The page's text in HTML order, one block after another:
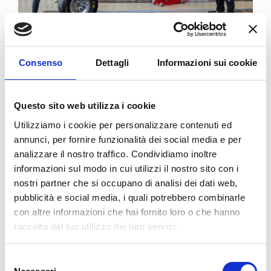
Consenso Dettagli Informazioni sui cookie
Questo sito web utilizza i cookie
Utilizziamo i cookie per personalizzare contenuti ed
annunci, per fornire funzionalità dei social media e per
analizzare il nostro traffico. Condividiamo inoltre
informazioni sul modo in cui utilizzi il nostro sito con i
nostri partner che si occupano di analisi dei dati web,
pubblicità e social media, i quali potrebbero combinarle
con altre informazioni che hai fornito loro o che hanno
raccolto dal tuo utilizzo dei loro servizi.
BG3
VILLANOVA (CASTENASO)
Via Tosarelli, 296/2
CHIAMA